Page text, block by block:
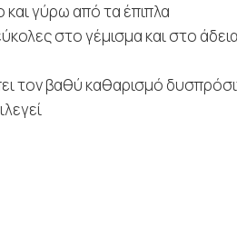
γύρω από τα έπιπλα
στο γέμισμα και στο
τον βαθύ καθαρισμό